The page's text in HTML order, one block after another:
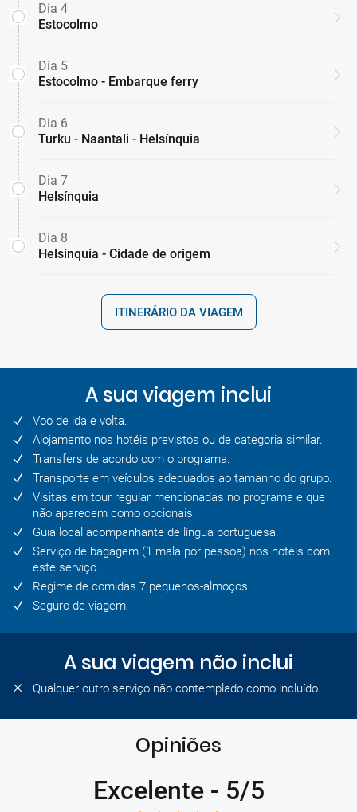
Dia 4
Estocolmo
Dia 5
Estocolmo - Embarque ferry
Dia 6
Turku - Naantali - Helsínquia
Dia 7
Helsínquia
Dia 8
Helsínquia - Cidade de origem
ITINERÁRIO DA VIAGEM
A sua viagem inclui
Voo de ida e volta.
Alojamento nos hotéis previstos ou de categoria similar.
Transfers de acordo com o programa.
Transporte em veículos adequados ao tamanho do grupo.
Visitas em tour regular mencionadas no programa e que
não aparecem como opcionais.
Guia local acompanhante de língua portuguesa.
Serviço de bagagem (1 mala por pessoa) nos hotéis com
este serviço.
Regime de comidas 7 pequenos-almoços.
Seguro de viagem.
A sua viagem não inclui
Qualquer outro serviço não contemplado como incluído.
Opiniões
Excelente- 5/5